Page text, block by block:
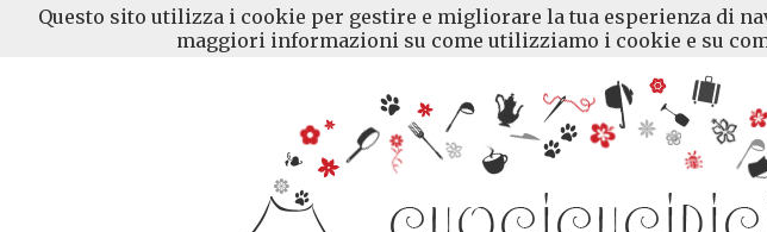
Questo sito utilizza i cookie per gestire e migliorare la tua esperienza di
maggiori informazioni su come utilizziamo i cookie e su